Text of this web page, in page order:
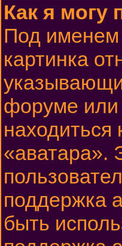
Как я могу
Под именем
картинка
форуме или
находиться
«аватара».
поддержка
быть